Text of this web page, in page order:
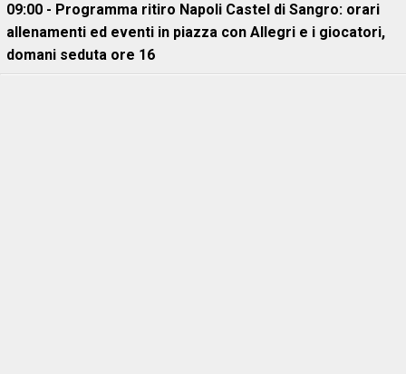
09:00 - Programma ritiro Napoli Castel di Sangro: orari
allenamenti ed eventi in piazza con Allegri e i giocatori,
domani seduta ore 16